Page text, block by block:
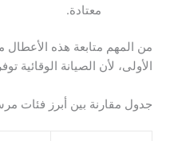
معتادة.
من المهم متابعة هذه
الأولى، لأن الصيانة الوقائية
جدول مقارنة بين أبرز فئات